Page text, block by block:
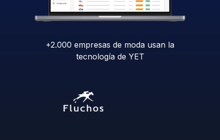
+2.000 empresas de moda usan la
tecnología de YET